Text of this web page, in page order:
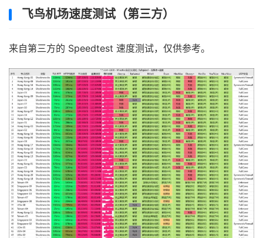
飞鸟机场速度测试（第三方）
来自第三方的 Speedtest 速度测试，仅供参考。